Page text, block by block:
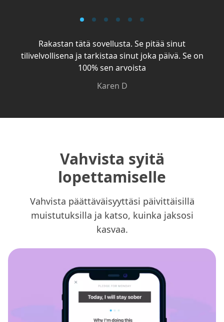
Rakastan tätä sovellusta. Se pitää sinut
tilivelvollisena ja tarkistaa sinut joka päivä. Se on
100% sen arvoista
Karen D
Vahvista syitä
lopettamiselle
Vahvista päättäväisyyttäsi päivittäisillä
muistutuksilla ja katso, kuinka jaksosi
kasvaa.